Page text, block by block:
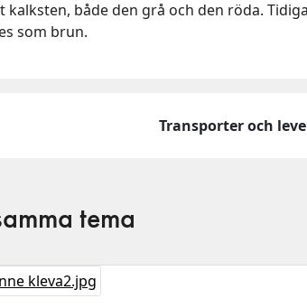
både den grå och den röda.
som brun.
Transporter och
tema